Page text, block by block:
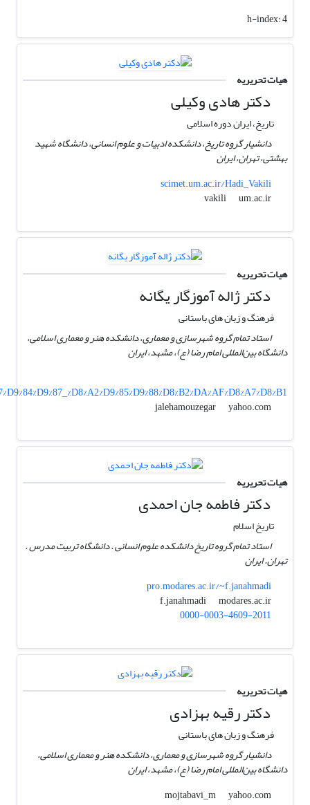
h-index:4
هیات تحریریه
دکتر هادی وکیلی
تاریخ، ایران دوره اسلامی
دانشیار گروه تاریخ، دانشکده ادبیات و علوم انسانی، دانشگاه شهید
بهشتی، تهران، ایران
scimet.um.ac.ir/Hadi_Vakili
vakili
um.ac.ir
هیات تحریریه
دکتر ژاله آموزگار یگانه
فرهنگ و زبان های باستانی
استاد تمام گروه شهرسازی و معماری، دانشکده هنر و معماری اسلامی،
دانشگاه بین‌المللی امام رضا (ع)، مشهد، ایران
jalehamouzegar
yahoo.com
هیات تحریریه
دکتر فاطمه جان احمدی
تاریخ اسلام
استاد تمام گروه تاریخ دانشکده علوم انسانی . دانشگاه تربیت مدرس .
تهران. ایران
pro.modares.ac.ir/~f.janahmadi
f.janahmadi
modares.ac.ir
0000-0003-4609-2011
هیات تحریریه
دکتر رقیه بهزادی
فرهنگ و زبان های باستانی
دانشیار گروه شهرسازی و معماری، دانشکده هنر و معماری اسلامی،
دانشگاه بین‌المللی امام رضا (ع)، مشهد، ایران
mojtabavi_m
yahoo.com